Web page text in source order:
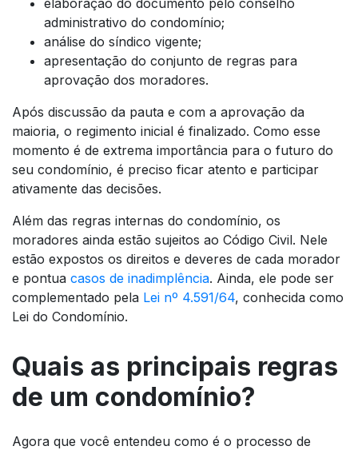
administrativo do condomínio;
análise do síndico vigente;
apresentação do conjunto de regras para
aprovação dos moradores.
Após discussão da pauta e com a aprovação da
maioria, o regimento inicial é finalizado. Como esse
momento é de extrema importância para o futuro do
seu condomínio, é preciso ficar atento e participar
ativamente das decisões.
Além das regras internas do condomínio, os
moradores ainda estão sujeitos ao Código Civil. Nele
estão expostos os direitos e deveres de cada morador
e pontua casos de inadimplência. Ainda, ele pode ser
complementado pela Lei nº 4.591/64, conhecida como
Lei do Condomínio.
Quais as principais regras
de um condomínio?
Agora que você entendeu como é o processo de